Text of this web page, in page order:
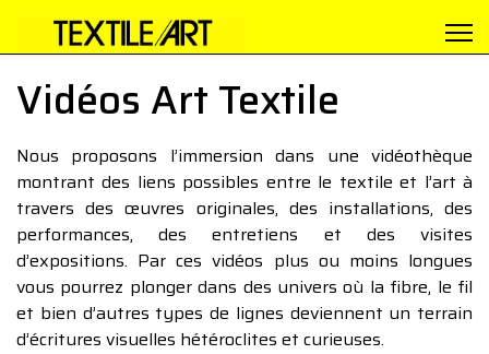
Vidéos Art Textile
Nous proposons l’immersion dans une vidéothèque
montrant des liens possibles entre le textile et l’art à
travers des œuvres originales, des installations, des
performances, des entretiens et des visites
d’expositions. Par ces vidéos plus ou moins longues
vous pourrez plonger dans des univers où la fibre, le fil
et bien d’autres types de lignes deviennent un terrain
d’écritures visuelles hétéroclites et curieuses.